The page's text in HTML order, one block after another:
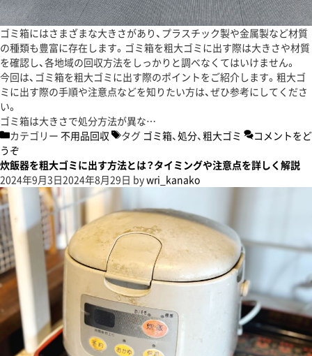
ゴミ箱にはさまざまな大きさがあり、プラスチック製や金属製など材質
の種類も豊富に存在します。ゴミ箱を粗大ゴミに出す際は大きさや材質
を確認し、各地域の回収方法をしっかりと調べなくてはいけません。
今回は、ゴミ箱を粗大ゴミに出す際のポイントをご紹介します。粗大ゴ
ミに出す際の手順や注意点などを知りたい方は、ぜひ参考にしてくださ
い。
ゴミ箱は大きさで処分方法が異な…
カテゴリー 不用品回収 タグ ゴミ箱、 処分、 粗大ゴミ
コメントをど
うぞ
炊飯器を粗大ゴミに出す方法とは？タイミングや注意点を詳しく解説
2024年9月3日2024年8月29日 bywri_kanako